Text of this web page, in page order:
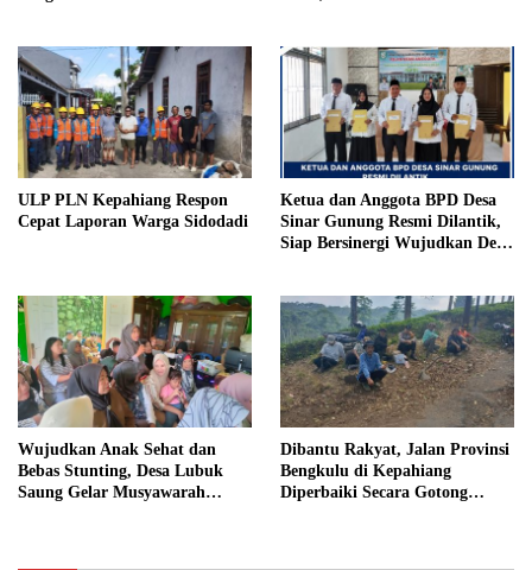
Penjara
ULP PLN Kepahiang Respon
Cepat Laporan Warga Sidodadi
Ketua dan Anggota BPD Desa
Sinar Gunung Resmi Dilantik,
Siap Bersinergi Wujudkan Desa
Wujudkan Anak Sehat dan
Bebas Stunting, Desa Lubuk
Saung Gelar Musyawarah
Dibantu Rakyat, Jalan Provinsi
Bengkulu di Kepahiang
Diperbaiki Secara Gotong